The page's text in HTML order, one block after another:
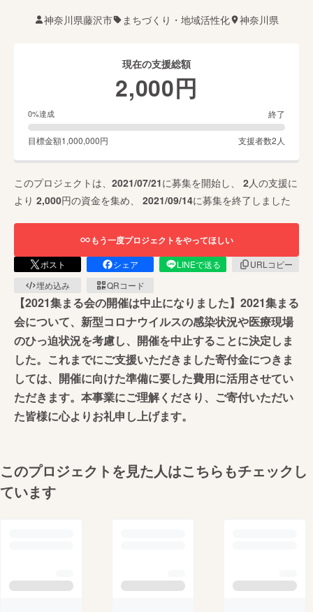
神奈川県藤沢市 まちづくり・地域活性化 神奈川県
現在の支援総額
2,000円
0%達成 終了
目標金額1,000,000円 支援者数2 人
このプロジェクトは、 2021/07/21に募集を開始し、 2人の支援に
より 2,000円の資金を集め、 2021/09/14に募集を終了しました
もう一度プロジェクトをやってほしい
ポスト シェア LINEで送る
URLコピー
埋め込み
QRコード
【2021集まる会の開催は中止になりました】2021集まる
会について、新型コロナウイルスの感染状況や医療現場
のひっ迫状況を考慮し、開催を中止することに決定しま
した。これまでにご支援いただきました寄付金につきま
しては、開催に向けた準備に要した費用に活用させてい
ただきます。本事業にご理解くださり、ご寄付いただい
た皆様に心よりお礼申し上げます。
このプロジェクトを見た人はこちらもチェックし
ています